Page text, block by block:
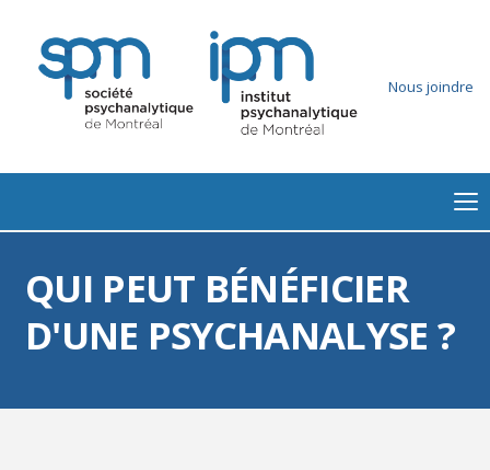
Nous joindre
QUI PEUT BÉNÉFICIER
D'UNE PSYCHANALYSE ?